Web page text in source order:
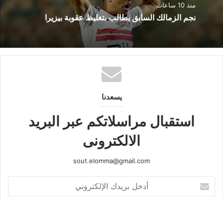
منذ 10 ساعات
نجم الزمالك السابق يطالب بتغليظ عقوبة بيزيرا
يسعدنا
استقبال مراسلاتكم عبر البريد
الالكترونى
sout.elomma@gmail.com
بريدك